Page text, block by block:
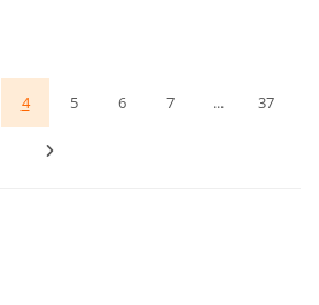
4 5 6 7 ... 37